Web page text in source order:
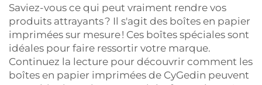
Saviez-vous ce qui peut vraiment rendre vos
produits attrayants ? Il s'agit des boîtes en papier
imprimées sur mesure ! Ces boîtes spéciales sont
idéales pour faire ressortir votre marque.
Continuez la lecture pour découvrir comment les
boîtes en papier imprimées de CyGedin peuvent